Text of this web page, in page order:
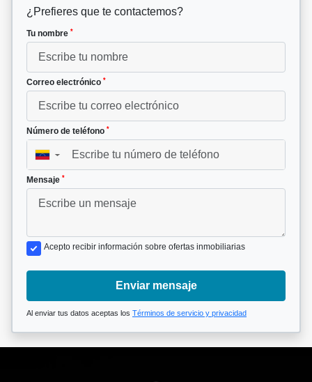
¿Prefieres que te contactemos?
Tu nombre *
Correo electrónico *
Número de teléfono *
▼
Mensaje *
Acepto recibir información sobre ofertas inmobiliarias
Enviar mensaje
Al enviar tus datos aceptas los Términos de servicio y privacidad